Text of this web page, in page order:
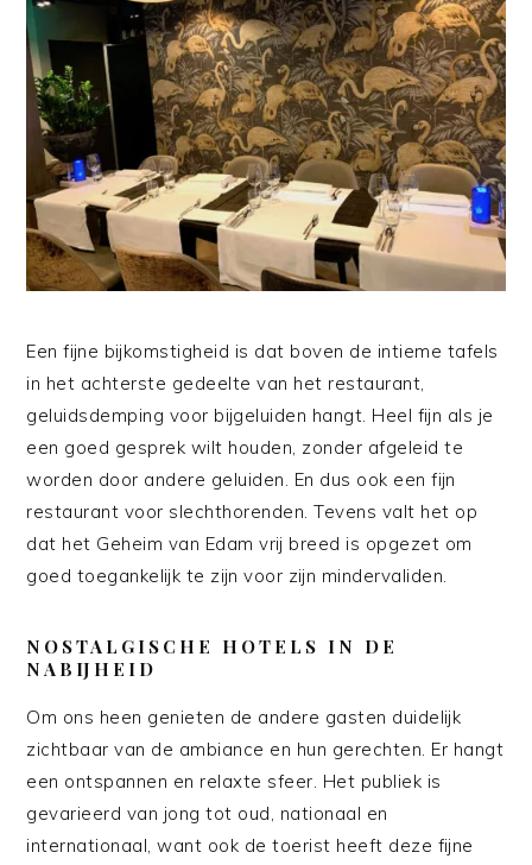
Een fijne bijkomstigheid is dat boven de intieme tafels
in het achterste gedeelte van het restaurant,
geluidsdemping voor bijgeluiden hangt. Heel fijn als je
een goed gesprek wilt houden, zonder afgeleid te
worden door andere geluiden. En dus ook een fijn
restaurant voor slechthorenden. Tevens valt het op
dat het Geheim van Edam vrij breed is opgezet om
goed toegankelijk te zijn voor zijn mindervaliden.
NOSTALGISCHE HOTELS IN DE
NABIJHEID
Om ons heen genieten de andere gasten duidelijk
zichtbaar van de ambiance en hun gerechten. Er hangt
een ontspannen en relaxte sfeer. Het publiek is
gevarieerd van jong tot oud, nationaal en
internationaal, want ook de toerist heeft deze fijne